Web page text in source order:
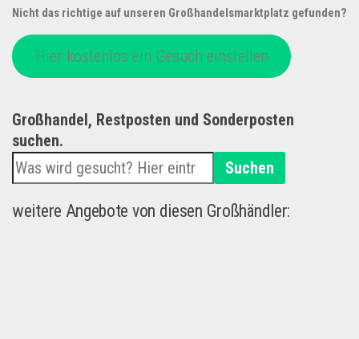
Nicht das richtige auf unseren Großhandelsmarktplatz gefunden?
Hier kostenlos ein Gesuch einstellen
Großhandel, Restposten und Sonderposten
suchen.
Suchen
weitere Angebote von diesen Großhändler: